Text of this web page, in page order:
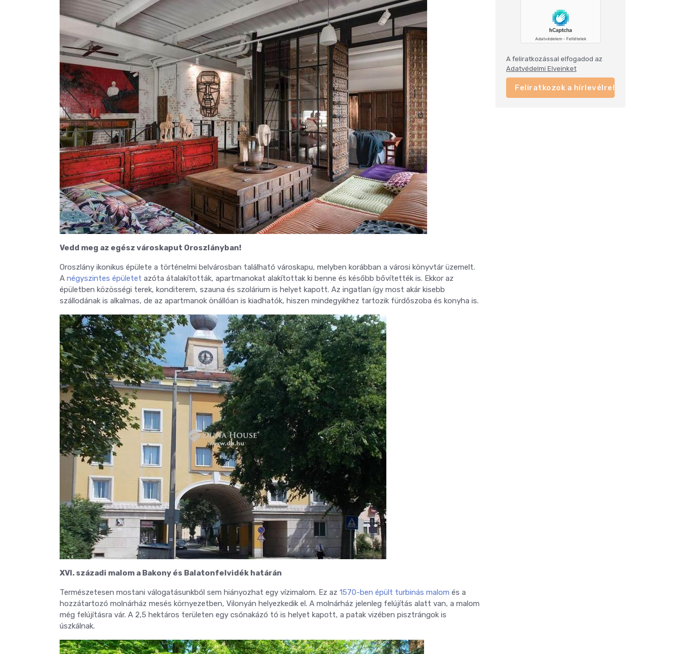
Vedd meg az egész városkaput Oroszlányban!
Oroszlány ikonikus épülete a történelmi belvárosban található városkapu, melyben korábban a városi könyvtár üzemelt.
A négyszintes épületet azóta átalakították, apartmanokat alakítottak ki benne és később bővítették is. Ekkor az
épületben közösségi terek, konditerem, szauna és szolárium is helyet kapott. Az ingatlan így most akár kisebb
szállodának is alkalmas, de az apartmanok önállóan is kiadhatók, hiszen mindegyikhez tartozik fürdőszoba és konyha is.
XVI. századi malom a Bakony és Balatonfelvidék határán
Természetesen mostani válogatásunkból sem hiányozhat egy vízimalom. Ez az 1570-ben épült turbinás malom és a
hozzátartozó molnárház mesés környezetben, Vilonyán helyezkedik el. A molnárház jelenleg felújítás alatt van, a malom
még felújításra vár. A 2,5 hektáros területen egy csónakázó tó is helyet kapott, a patak vizében pisztrángok is
úszkálnak.
A feliratkozással elfogadod az
Adatvédelmi Elveinket
Feliratkozok a hírlevélre!